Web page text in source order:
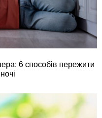
6 способів пережити